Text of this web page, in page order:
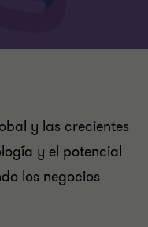
y las crecientes
y el potencial
los negocios